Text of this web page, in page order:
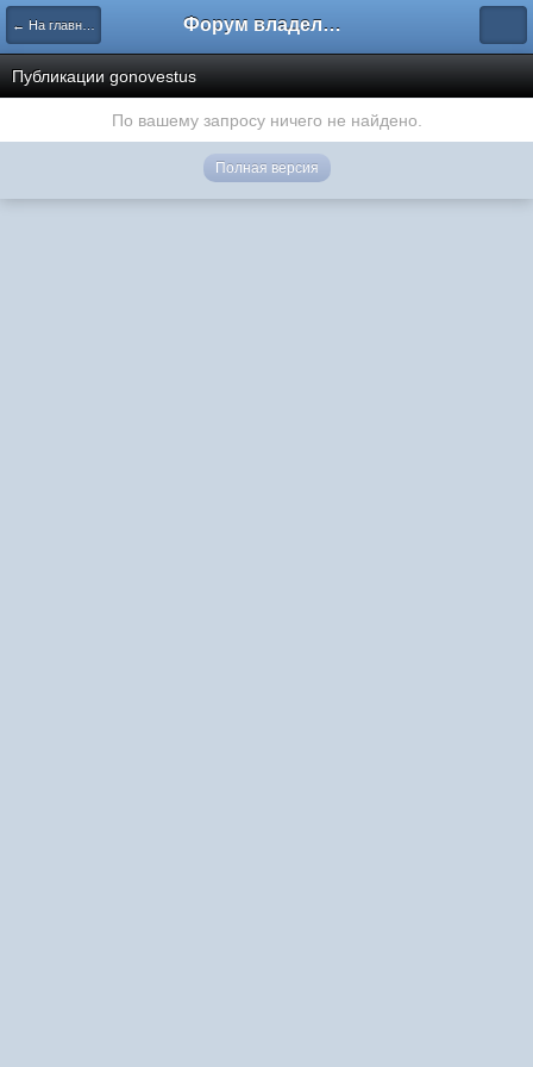
← На главную Форум владельцев интернет-магазинов
Публикации gonovestus
По вашему запросу ничего не найдено.
Полная версия